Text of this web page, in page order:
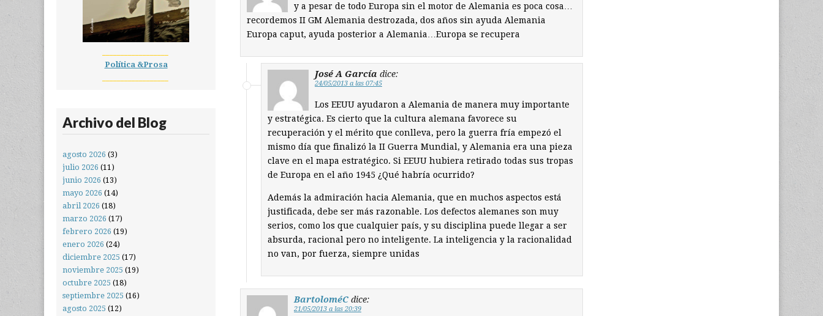
y a pesar de todo Europa sin el motor de Alemania es poca cosa…
recordemos II GM Alemania destrozada, dos años sin ayuda Alemania
Europa caput, ayuda posterior a Alemania…Europa se recupera
José A García dice:
24/05/2013 a las 07:45
Los EEUU ayudaron a Alemania de manera muy importante
y estratégica. Es cierto que la cultura alemana favorece su
recuperación y el mérito que conlleva, pero la guerra fría empezó el
mismo día que finalizó la II Guerra Mundial, y Alemania era una pieza
clave en el mapa estratégico. Si EEUU hubiera retirado todas sus tropas
de Europa en el año 1945 ¿Qué habría ocurrido?
Además la admiración hacia Alemania, que en muchos aspectos está
justificada, debe ser más razonable. Los defectos alemanes son muy
serios, como los que cualquier país, y su disciplina puede llegar a ser
absurda, racional pero no inteligente. La inteligencia y la racionalidad
no van, por fuerza, siempre unidas
BartoloméC dice:
21/05/2013 a las 20:39
Política &Prosa
Archivo del Blog
agosto 2026 (3)
julio 2026 (11)
junio 2026 (13)
mayo 2026 (14)
abril 2026 (18)
marzo 2026 (17)
febrero 2026 (19)
enero 2026 (24)
diciembre 2025 (17)
noviembre 2025 (19)
octubre 2025 (18)
septiembre 2025 (16)
agosto 2025 (12)